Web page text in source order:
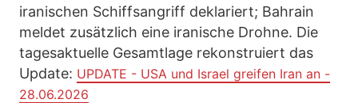
iranischen Schiffsangriff deklariert; Bahrain
meldet zusätzlich eine iranische Drohne. Die
tagesaktuelle Gesamtlage rekonstruiert das
Update: UPDATE - USA und Israel greifen Iran an -
28.06.2026